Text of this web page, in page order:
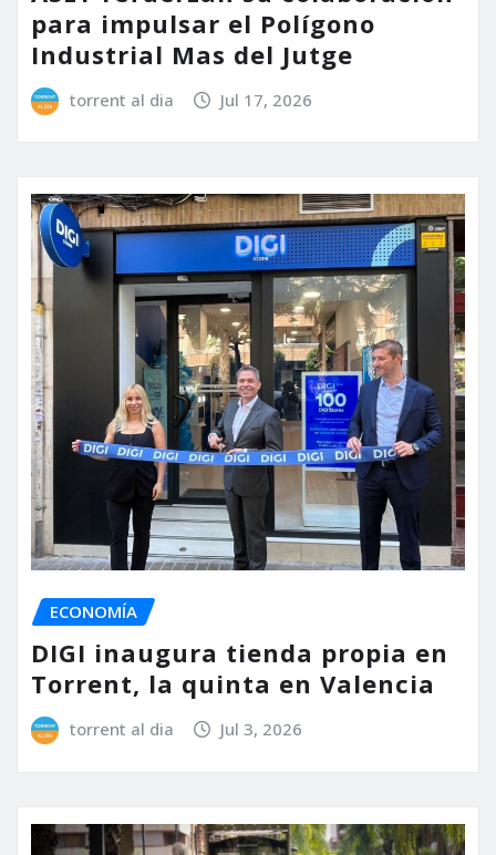
para impulsar el Polígono
Industrial Mas del Jutge
torrent al dia Jul 17, 2026
ECONOMÍA
DIGI inaugura tienda propia en
Torrent, la quinta en Valencia
torrent al dia Jul 3, 2026